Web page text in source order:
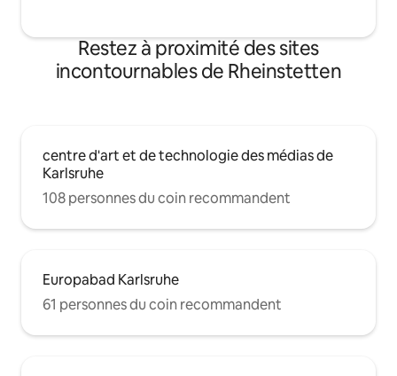
Restez à proximité des sites
incontournables de Rheinstetten
centre d'art et de technologie des médias de
Karlsruhe
108 personnes du coin recommandent
Europabad Karlsruhe
61 personnes du coin recommandent